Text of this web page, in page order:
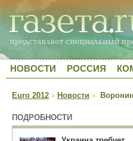
НОВОСТИ РОССИЯ
Euro 2012 › Новости ›
ПОДРОБНОСТИ